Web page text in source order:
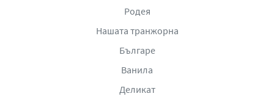
Родея
Нашата транжорна
Българе
Ванила
Деликат